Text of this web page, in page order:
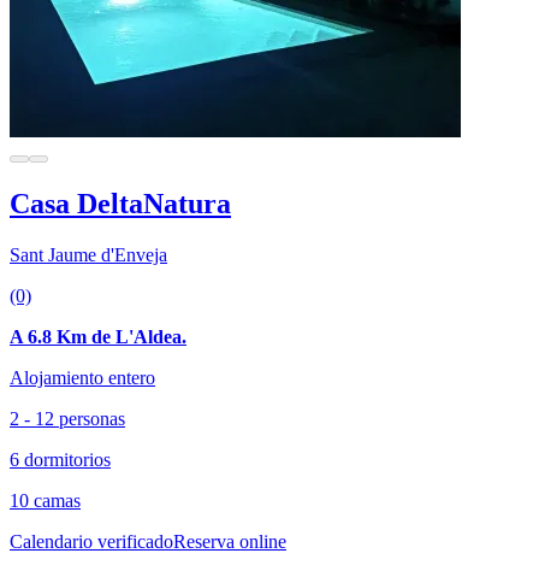
Casa DeltaNatura
Sant Jaume d'Enveja
(0)
A 6.8 Km de L'Aldea.
Alojamiento entero
2 - 12 personas
6 dormitorios
10 camas
Calendario verificadoReserva online